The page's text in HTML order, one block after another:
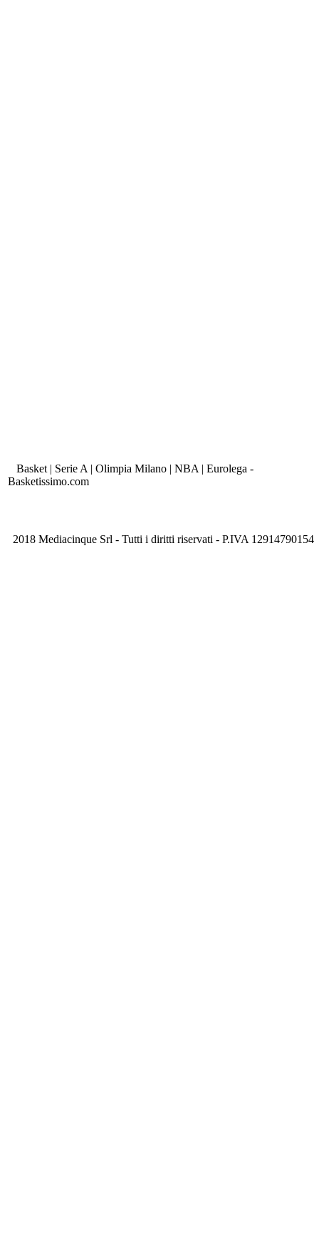
Basket | Serie A | Olimpia Milano | NBA | Eurolega -
Basketissimo.com
2018 Mediacinque Srl - Tutti i diritti riservati - P.IVA 12914790154